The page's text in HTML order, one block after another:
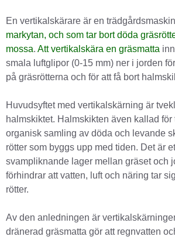
En vertikalskärare är en
markytan, och som tar bort döda
mossa. Att vertikalskära en gräsmatta
smala luftglipor (0-15 mm) ner i jorden
på gräsrötterna och för att få bort
Huvudsyftet med vertikalskärning är
halmskiktet. Halmskikten även kallad för
organisk samling av döda och levande
rötter som byggs upp med tiden. Det är
svampliknande lager mellan gräset och
förhindrar att vatten, luft och näring tar
rötter.
Av den anledningen är
dränerad gräsmatta gör att regnvatten